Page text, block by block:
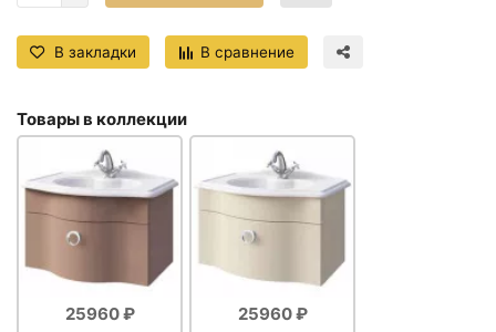
В закладки В сравнение
Товары в коллекции
25960 ₽ 25960 ₽